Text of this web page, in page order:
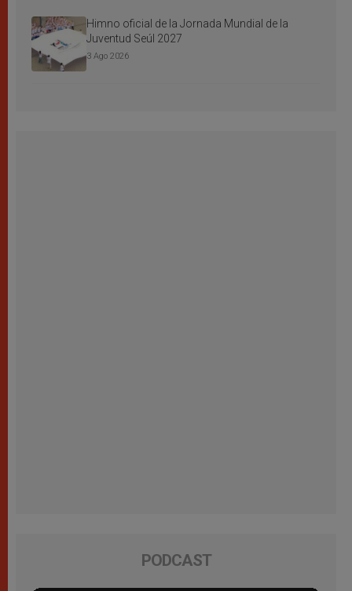
Himno oficial de la Jornada Mundial de la
Juventud Seúl 2027
3 Ago 2026
PODCAST